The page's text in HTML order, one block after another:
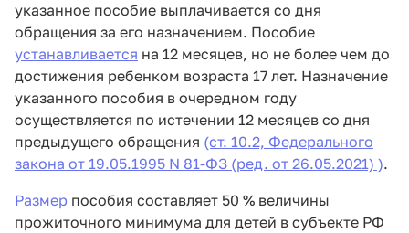
указанное пособие выплачивается со дня
обращения за его назначением. Пособие
устанавливается на 12 месяцев, но не более чем до
достижения ребенком возраста 17 лет. Назначение
указанного пособия в очередном году
осуществляется по истечении 12 месяцев со дня
предыдущего обращения (ст. 10.2, Федерального
закона от 19.05.1995 N 81-ФЗ (ред. от 26.05.2021) ).
Размер пособия составляет 50 % величины
прожиточного минимума для детей в субъекте РФ